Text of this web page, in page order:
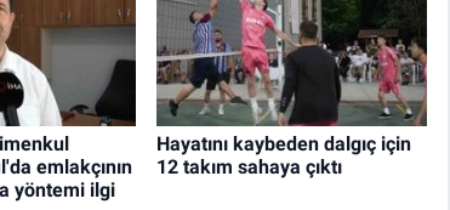
emlakçının
yöntemi ilgi
Hayatını kaybeden dalgıç için
12 takım sahaya çıktı